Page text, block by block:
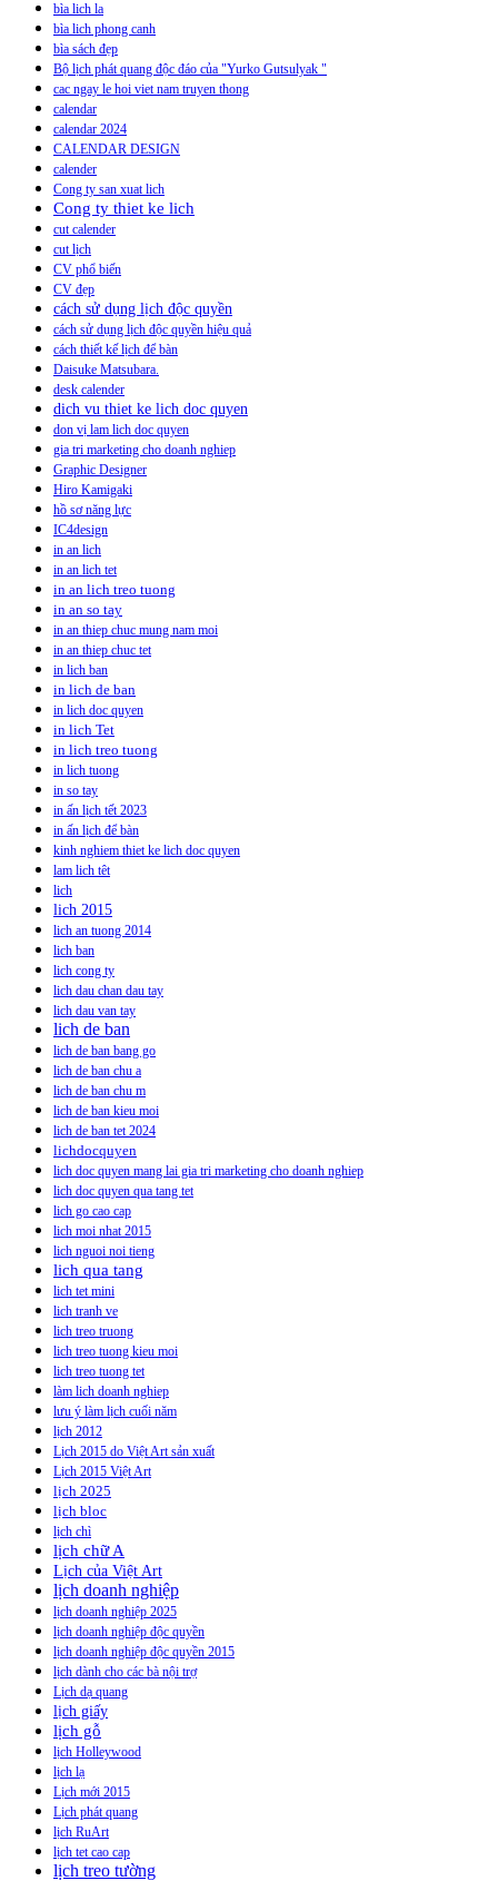
bìa lich la
bìa lich phong canh
bìa sách đẹp
Bộ lịch phát quang độc đáo của "Yurko Gutsulyak "
cac ngay le hoi viet nam truyen thong
calendar
calendar 2024
CALENDAR DESIGN
calender
Cong ty san xuat lich
Cong ty thiet ke lich
cut calender
cut lịch
CV phổ biến
CV đẹp
cách sử dụng lịch độc quyền
cách sử dụng lịch độc quyền hiệu quả
cách thiết kế lịch để bàn
Daisuke Matsubara.
desk calender
dich vu thiet ke lich doc quyen
don vị lam lich doc quyen
gia tri marketing cho doanh nghiep
Graphic Designer
Hiro Kamigaki
hồ sơ năng lực
IC4design
in an lich
in an lich tet
in an lich treo tuong
in an so tay
in an thiep chuc mung nam moi
in an thiep chuc tet
in lich ban
in lich de ban
in lich doc quyen
in lich Tet
in lich treo tuong
in lich tuong
in so tay
in ấn lịch tết 2023
in ấn lịch để bàn
kinh nghiem thiet ke lich doc quyen
lam lich têt
lich
lich 2015
lich an tuong 2014
lich ban
lich cong ty
lich dau chan dau tay
lich dau van tay
lich de ban
lich de ban bang go
lich de ban chu a
lich de ban chu m
lich de ban kieu moi
lich de ban tet 2024
lichdocquyen
lich doc quyen mang lai gia tri marketing cho doanh nghiep
lich doc quyen qua tang tet
lich go cao cap
lich moi nhat 2015
lich nguoi noi tieng
lich qua tang
lich tet mini
lich tranh ve
lich treo truong
lich treo tuong kieu moi
lich treo tuong tet
làm lich doanh nghiep
lưu ý làm lịch cuối năm
lịch 2012
Lịch 2015 do Việt Art sản xuất
Lịch 2015 Việt Art
lịch 2025
lịch bloc
lịch chì
lịch chữ A
Lịch của Việt Art
lịch doanh nghiệp
lịch doanh nghiệp 2025
lịch doanh nghiệp độc quyền
lịch doanh nghiệp độc quyền 2015
lịch dành cho các bà nội trợ
Lịch dạ quang
lịch giấy
lịch gỗ
lịch Holleywood
lịch lạ
Lịch mới 2015
Lịch phát quang
lịch RuArt
lịch tet cao cap
lịch treo tường